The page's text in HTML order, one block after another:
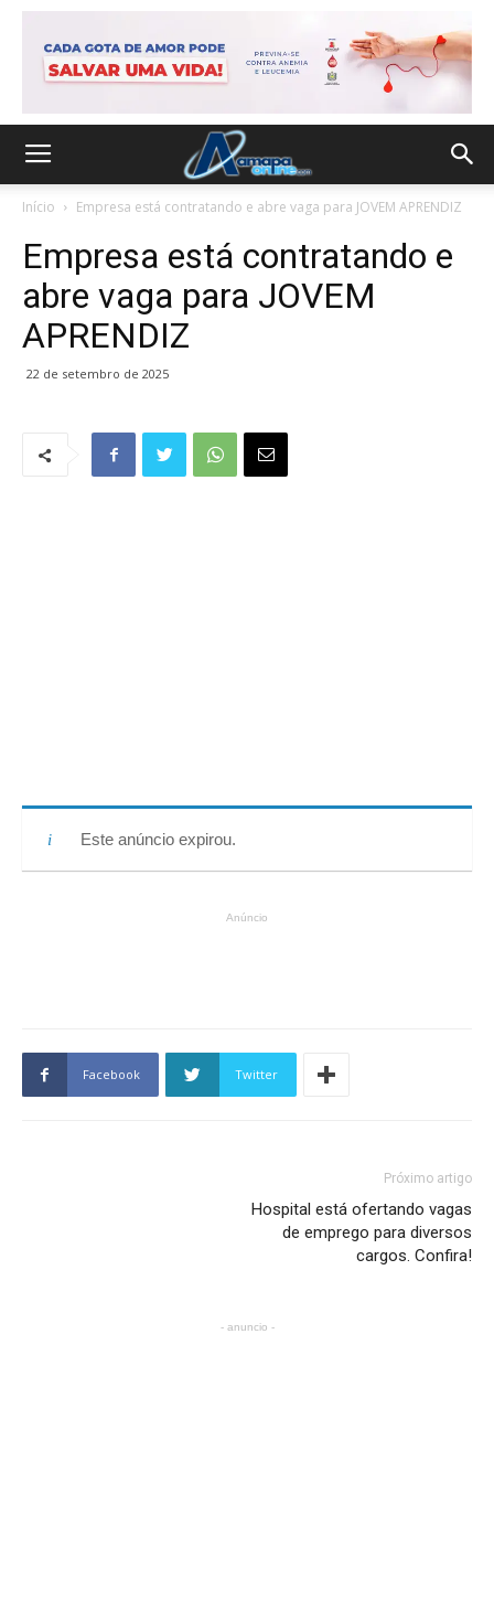
Início Empresa está contratando e abre vaga para JOVEM APRENDIZ
Empresa está contratando e
abre vaga para JOVEM
APRENDIZ
22 de setembro de 2025
Este anúncio expirou.
Anúncio
Facebook Twitter
Próximo artigo
Hospital está ofertando vagas
de emprego para diversos
cargos. Confira!
- anuncio -